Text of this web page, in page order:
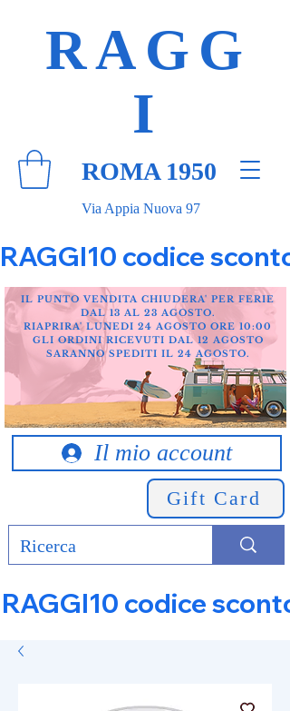
Via Appia Nuova 97
RAGG
I
ROMA 1950
RAGGI10 codice
Il mio account
Gift Card
IL PUNTO VENDITA CHIUDERA' PER FERIE
DAL 13 AL 23 AGOSTO.
RIAPRIRA' LUNEDI 24 AGOSTO ORE 10:00
GLI ORDINI RICEVUTI DAL 12 AGOSTO
SARANNO SPEDITI IL 24 AGOSTO.
RAGGI10 codice